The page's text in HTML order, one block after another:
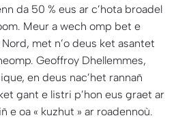
da 50 % eus ar c’hota broadel
Meur a wech omp bet e
met n’o deus ket asantet
Geoffroy Dhellemmes,
en deus nac’het rannañ
gant e listri p’hon eus graet ar
e oa « kuzhut » ar roadennoù.